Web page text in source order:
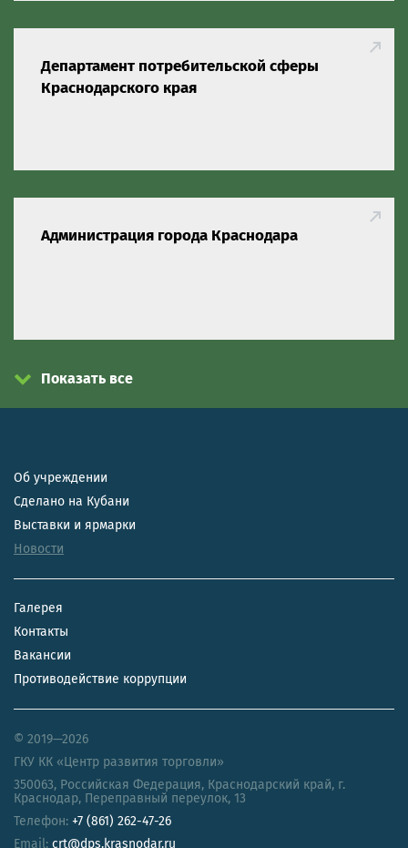
Департамент потребительской сферы
Краснодарского края
Администрация города Краснодара
Показать все
Об учреждении
Сделано на Кубани
Выставки и ярмарки
Новости
Галерея
Контакты
Вакансии
Противодействие коррупции
© 2019—2026
ГКУ КК «Центр развития торговли»
350063, Российская Федерация, Краснодарский край, г.
Краснодар, Переправный переулок, 13
Телефон: +7 (861) 262-47-26
Email: crt@dps.krasnodar.ru